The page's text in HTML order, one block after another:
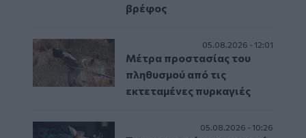
βρέφος
05.08.2026 - 12:01
Μέτρα προστασίας του
πληθυσμού από τις
εκτεταμένες πυρκαγιές
05.08.2026 - 10:26